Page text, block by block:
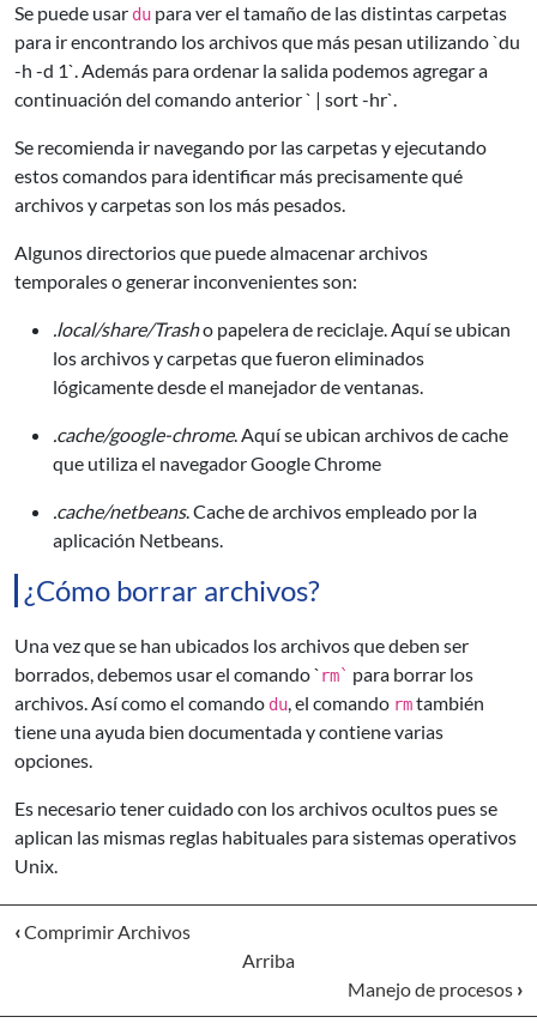
Se puede usar du para ver el tamaño de las distintas carpetas
para ir encontrando los archivos que más pesan utilizando `du
-h -d 1`. Además para ordenar la salida podemos agregar a
continuación del comando anterior ` | sort -hr`.
Se recomienda ir navegando por las carpetas y ejecutando
estos comandos para identificar más precisamente qué
archivos y carpetas son los más pesados.
Algunos directorios que puede almacenar archivos
temporales o generar inconvenientes son:
.local/share/Trasho papelera de reciclaje. Aquí se ubican
los archivos y carpetas que fueron eliminados
lógicamente desde el manejador de ventanas.
.cache/google-chrome. Aquí se ubican archivos de cache
que utiliza el navegador Google Chrome
.cache/netbeans. Cache de archivos empleado por la
aplicación Netbeans.
¿Cómo borrar archivos?
Una vez que se han ubicados los archivos que deben ser
borrados, debemos usar el comando `rm` para borrar los
archivos. Así como el comando du, el comando rmtambién
tiene una ayuda bien documentada y contiene varias
opciones.
Es necesario tener cuidado con los archivos ocultos pues se
aplican las mismas reglas habituales para sistemas operativos
Unix.
‹Comprimir Archivos
Arriba
Manejo de procesos ›